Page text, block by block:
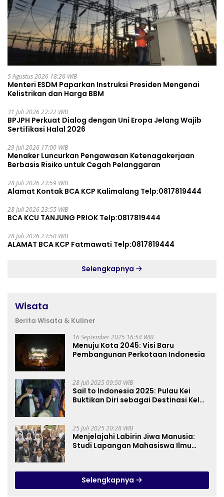
5 Agustus 2026 18:26 WIB
Menteri ESDM Paparkan Instruksi Presiden Mengenai
Kelistrikan dan Harga BBM
31 Juli 2026 22:22 WIB
BPJPH Perkuat Dialog dengan Uni Eropa Jelang Wajib
Sertifikasi Halal 2026
29 Juli 2026 17:00 WIB
Menaker Luncurkan Pengawasan Ketenagakerjaan
Berbasis Risiko untuk Cegah Pelanggaran
28 Juli 2026 23:59 WIB
Alamat Kontak BCA KCP Kalimalang Telp:0817819444
28 Juli 2026 23:55 WIB
BCA KCU TANJUNG PRIOK Telp:0817819444
28 Juli 2026 23:50 WIB
ALAMAT BCA KCP Fatmawati Telp:0817819444
Selengkapnya
Wisata
Berita Wisata & Kuliner
16 September 2025 16:54 WIB
Menuju Kota 2045: Visi Baru
Pembangunan Perkotaan Indonesia
28 Juli 2025 09:50 WIB
Sail to Indonesia 2025: Pulau Kei
Buktikan Diri sebagai Destinasi Kelas
25 Juli 2025 20:28 WIB
Menjelajahi Labirin Jiwa Manusia:
Studi Lapangan Mahasiswa Ilmu
Selengkapnya